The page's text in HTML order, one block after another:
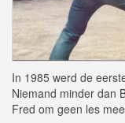
In 1985 werd de
Niemand minder dan
Fred om geen les